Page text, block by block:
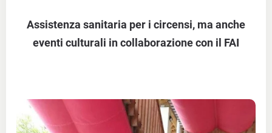
Assistenza sanitaria per i circensi, ma anche
eventi culturali in collaborazione con il FAI